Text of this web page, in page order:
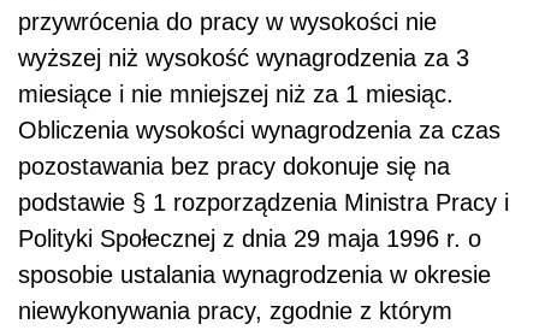
przywrócenia do pracy w wysokości nie
wyższej niż wysokość wynagrodzenia za 3
miesiące i nie mniejszej niż za 1 miesiąc.
Obliczenia wysokości wynagrodzenia za czas
pozostawania bez pracy dokonuje się na
podstawie § 1 rozporządzenia Ministra Pracy i
Polityki Społecznej z dnia 29 maja 1996 r. o
sposobie ustalania wynagrodzenia w okresie
niewykonywania pracy, zgodnie z którym